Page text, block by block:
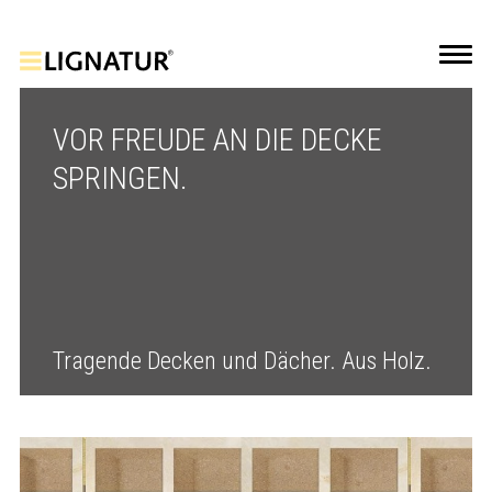
VOR FREUDE AN DIE DECKE
SPRINGEN.
Tragende Decken und Dächer. Aus Holz.